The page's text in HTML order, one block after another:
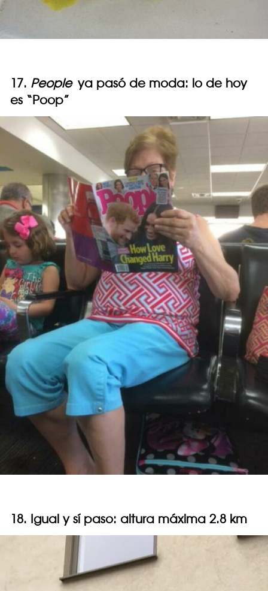
17. People ya pasó de moda: lo de hoy
es “Poop”
18. Igual y sí paso: altura máxima 2.8 km